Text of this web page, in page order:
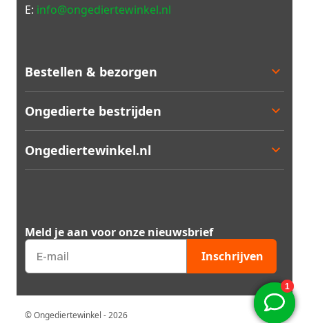
Meld je aan voor onze nieuwsbrief
Inschrijven
Bestellen & bezorgen
Bestellen
Bezorgen
Ongedierte bestrijden
Ongedierte keuzelulp
Ongedierte Blog
Ongediertewinkel.nl
Veelgestelde vragen
Mijn account
E: info@ongediertewinkel.nl
© Ongediertewinkel - 2026